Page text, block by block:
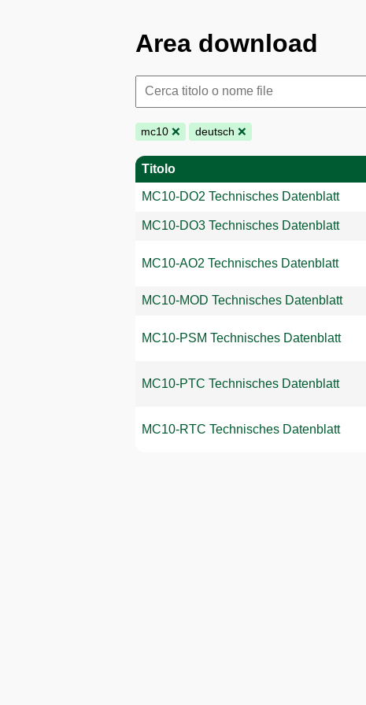
Area download
mc10❌ deutsch ❌
Titolo
MC10-DO2 Technisches Datenblatt
MC10-DO3 Technisches Datenblatt
MC10-AO2 Technisches Datenblatt
MC10-MOD Technisches Datenblatt
MC10-PSM Technisches Datenblatt
MC10-PTC Technisches Datenblatt
MC10-RTC Technisches Datenblatt